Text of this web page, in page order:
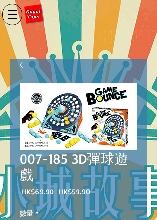
007-185 3D彈球遊
戲
HK$69.90 一
般
價
HK$59.90促
價
數量 *